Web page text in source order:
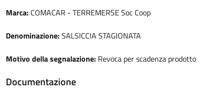
Marca: COMACAR - TERREMERSE Soc Coop
Denominazione:SALSICCIA STAGIONATA
Motivo della segnalazione: Revoca per scadenza prodotto
Documentazione